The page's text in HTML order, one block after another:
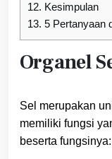
12. Kesimpulan
13. 5 Pertanyaan
Organel
Sel merupakan
memiliki fungsi
beserta fungsinya: